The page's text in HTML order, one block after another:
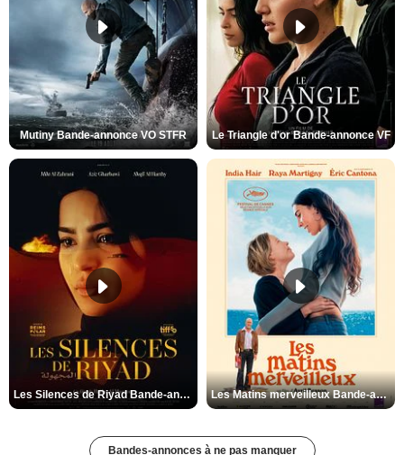
Mutiny Bande-annonce VO STFR Le Triangle d'or Bande-annonce VF
Les Silences de Riyad Bande-annonce VO STFR Les Matins merveilleux Bande-annonce VF
Bandes-annonces à ne pas manquer